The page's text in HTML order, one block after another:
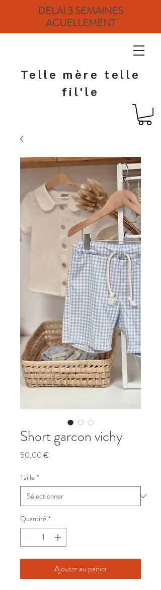
DELAI 3 SEMAINES
ACUELLEMENT
Telle mère telle
fil'le
Short garcon vichy
50,00 €
Taille *
Quantité *
Ajouter au panier